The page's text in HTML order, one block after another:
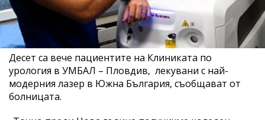
Десет са вече пациентите на Клиниката по
урология в УМБАЛ – Пловдив, лекувани с най-
модерния лазер в Южна България, съобщават от
болницата.